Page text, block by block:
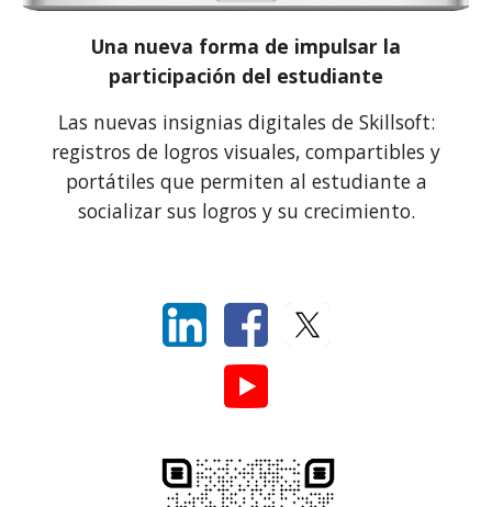
Una nueva forma de impulsar la
participación del estudiante
Las nuevas insignias digitales de Skillsoft:
registros de logros visuales, compartibles y
portátiles que permiten al estudiante a
socializar sus logros y su crecimiento.